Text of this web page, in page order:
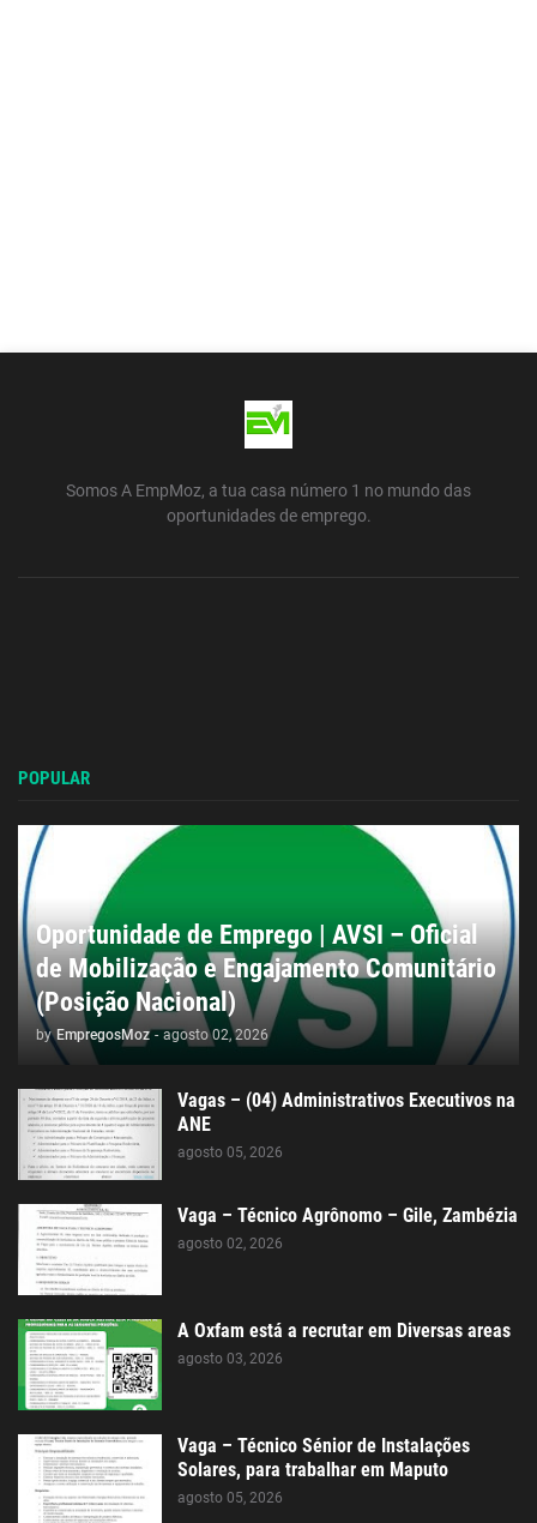
Somos A EmpMoz, a tua casa número 1 no mundo das
oportunidades de emprego.
POPULAR
Oportunidade de Emprego | AVSI – Oficial
de Mobilização e Engajamento Comunitário
(Posição Nacional)
by EmpregosMoz - agosto 02, 2026
Vagas – (04) Administrativos Executivos na
ANE
agosto 05, 2026
Vaga – Técnico Agrônomo – Gile, Zambézia
agosto 02, 2026
A Oxfam está a recrutar em Diversas areas
agosto 03, 2026
Vaga – Técnico Sénior de Instalações
Solares, para trabalhar em Maputo
agosto 05, 2026